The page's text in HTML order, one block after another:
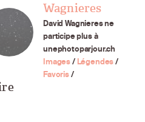
Wagnieres
David Wagnieres ne
participe plus à
unephotoparjour.ch
Images/ Légendes/
Favoris/